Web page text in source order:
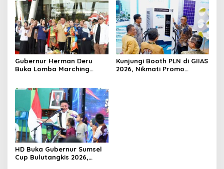
Gubernur Herman Deru
Buka Lomba Marching
dan Kedisiplinan Generasi
Muda
Kunjungi Booth PLN di GIIAS
2026, Nikmati Promo
HD Buka Gubernur Sumsel
Cup Bulutangkis 2026,